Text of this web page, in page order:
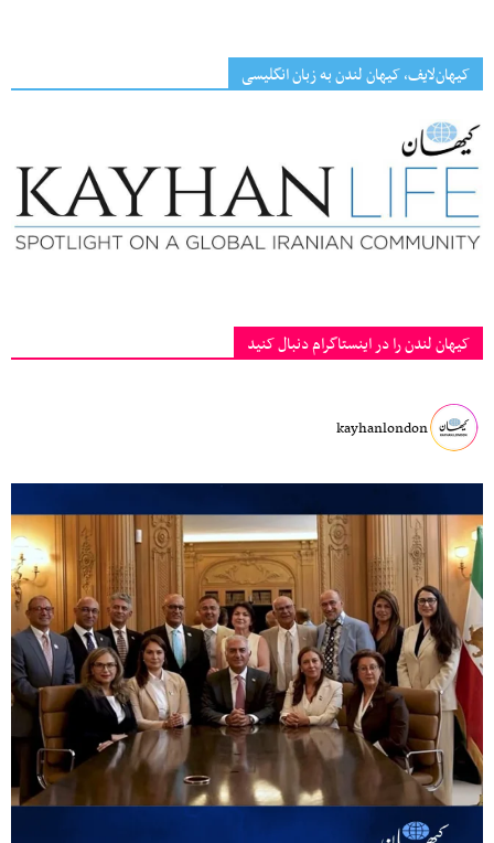
کیهان‌لایف، کیهان لندن به زبان انگلیسی
کیهان لندن را در اینستاگرام دنبال کنید
kayhanlondon